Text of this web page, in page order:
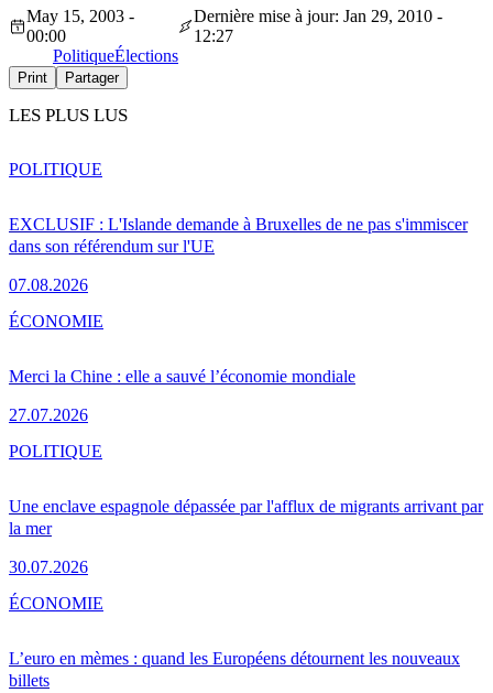
May 15, 2003 -
00:00
Dernière mise à jour: Jan 29, 2010 -
12:27
PolitiqueÉlections
Print Partager
LES PLUS LUS
EXCLUSIF : L'Islande demande à Bruxelles de ne pas s'immiscer
dans son référendum sur l'UE
07.08.2026
POLITIQUE
Merci la Chine : elle a sauvé l’économie mondiale
27.07.2026
ÉCONOMIE
Une enclave espagnole dépassée par l'afflux de migrants arrivant par
la mer
30.07.2026
POLITIQUE
L’euro en mèmes : quand les Européens détournent les nouveaux
billets
ÉCONOMIE